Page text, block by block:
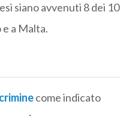
siano avvenuti 8 dei 10
a Malta.
come indicato